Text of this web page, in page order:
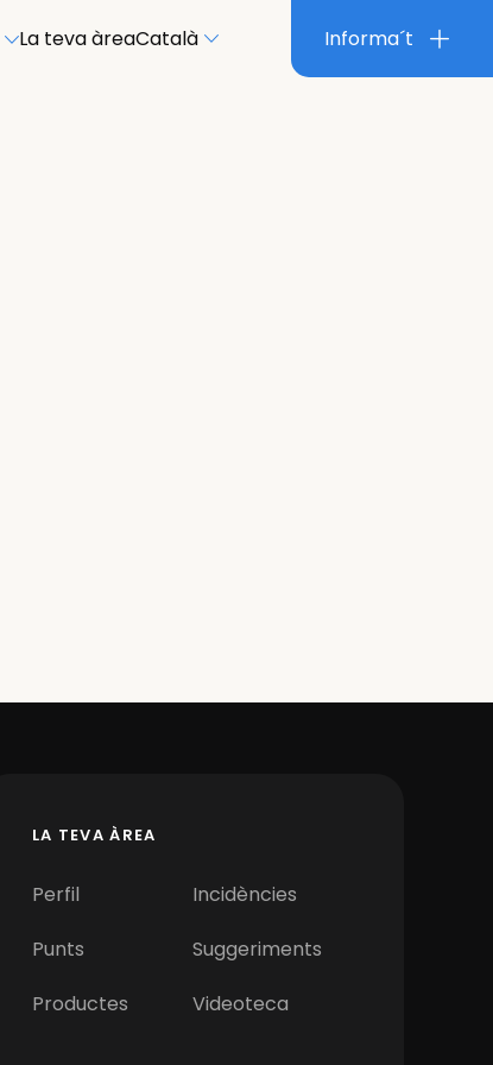
La teva àreaCatalà Informa´t
LA TEVA ÀREA
Perfil
Incidències
Punts
Suggeriments
Productes
Videoteca